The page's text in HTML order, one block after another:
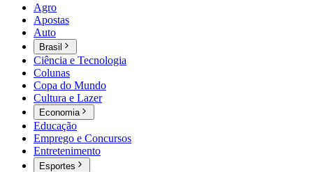
Agro
Apostas
Auto
Brasil
Ciência e Tecnologia
Colunas
Copa do Mundo
Cultura e Lazer
Economia
Educação
Emprego e Concursos
Entretenimento
Esportes